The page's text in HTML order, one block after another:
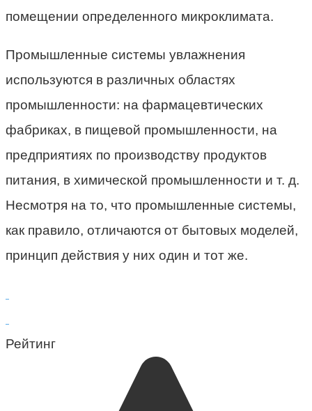
помещении определенного микроклимата.
Промышленные системы увлажнения
используются в различных областях
промышленности: на фармацевтических
фабриках, в пищевой промышленности, на
предприятиях по производству продуктов
питания, в химической промышленности и т. д.
Несмотря на то, что промышленные системы,
как правило, отличаются от бытовых моделей,
принцип действия у них один и тот же.
Рейтинг